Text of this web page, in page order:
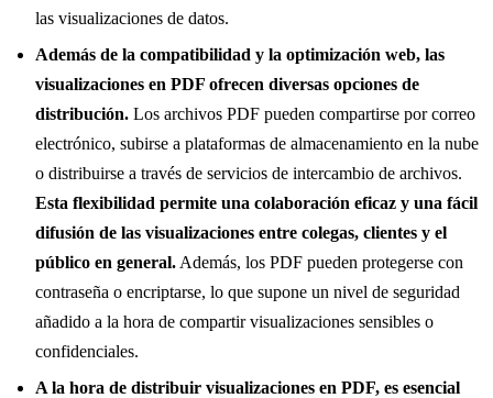
las visualizaciones de datos.
Además de la compatibilidad y la optimización web, las
visualizaciones en PDF ofrecen diversas opciones de
distribución. Los archivos PDF pueden compartirse por correo
electrónico, subirse a plataformas de almacenamiento en la nube
o distribuirse a través de servicios de intercambio de archivos.
Esta flexibilidad permite una colaboración eficaz y una fácil
difusión de las visualizaciones entre colegas, clientes y el
público en general. Además, los PDF pueden protegerse con
contraseña o encriptarse, lo que supone un nivel de seguridad
añadido a la hora de compartir visualizaciones sensibles o
confidenciales.
A la hora de distribuir visualizaciones en PDF, es esencial